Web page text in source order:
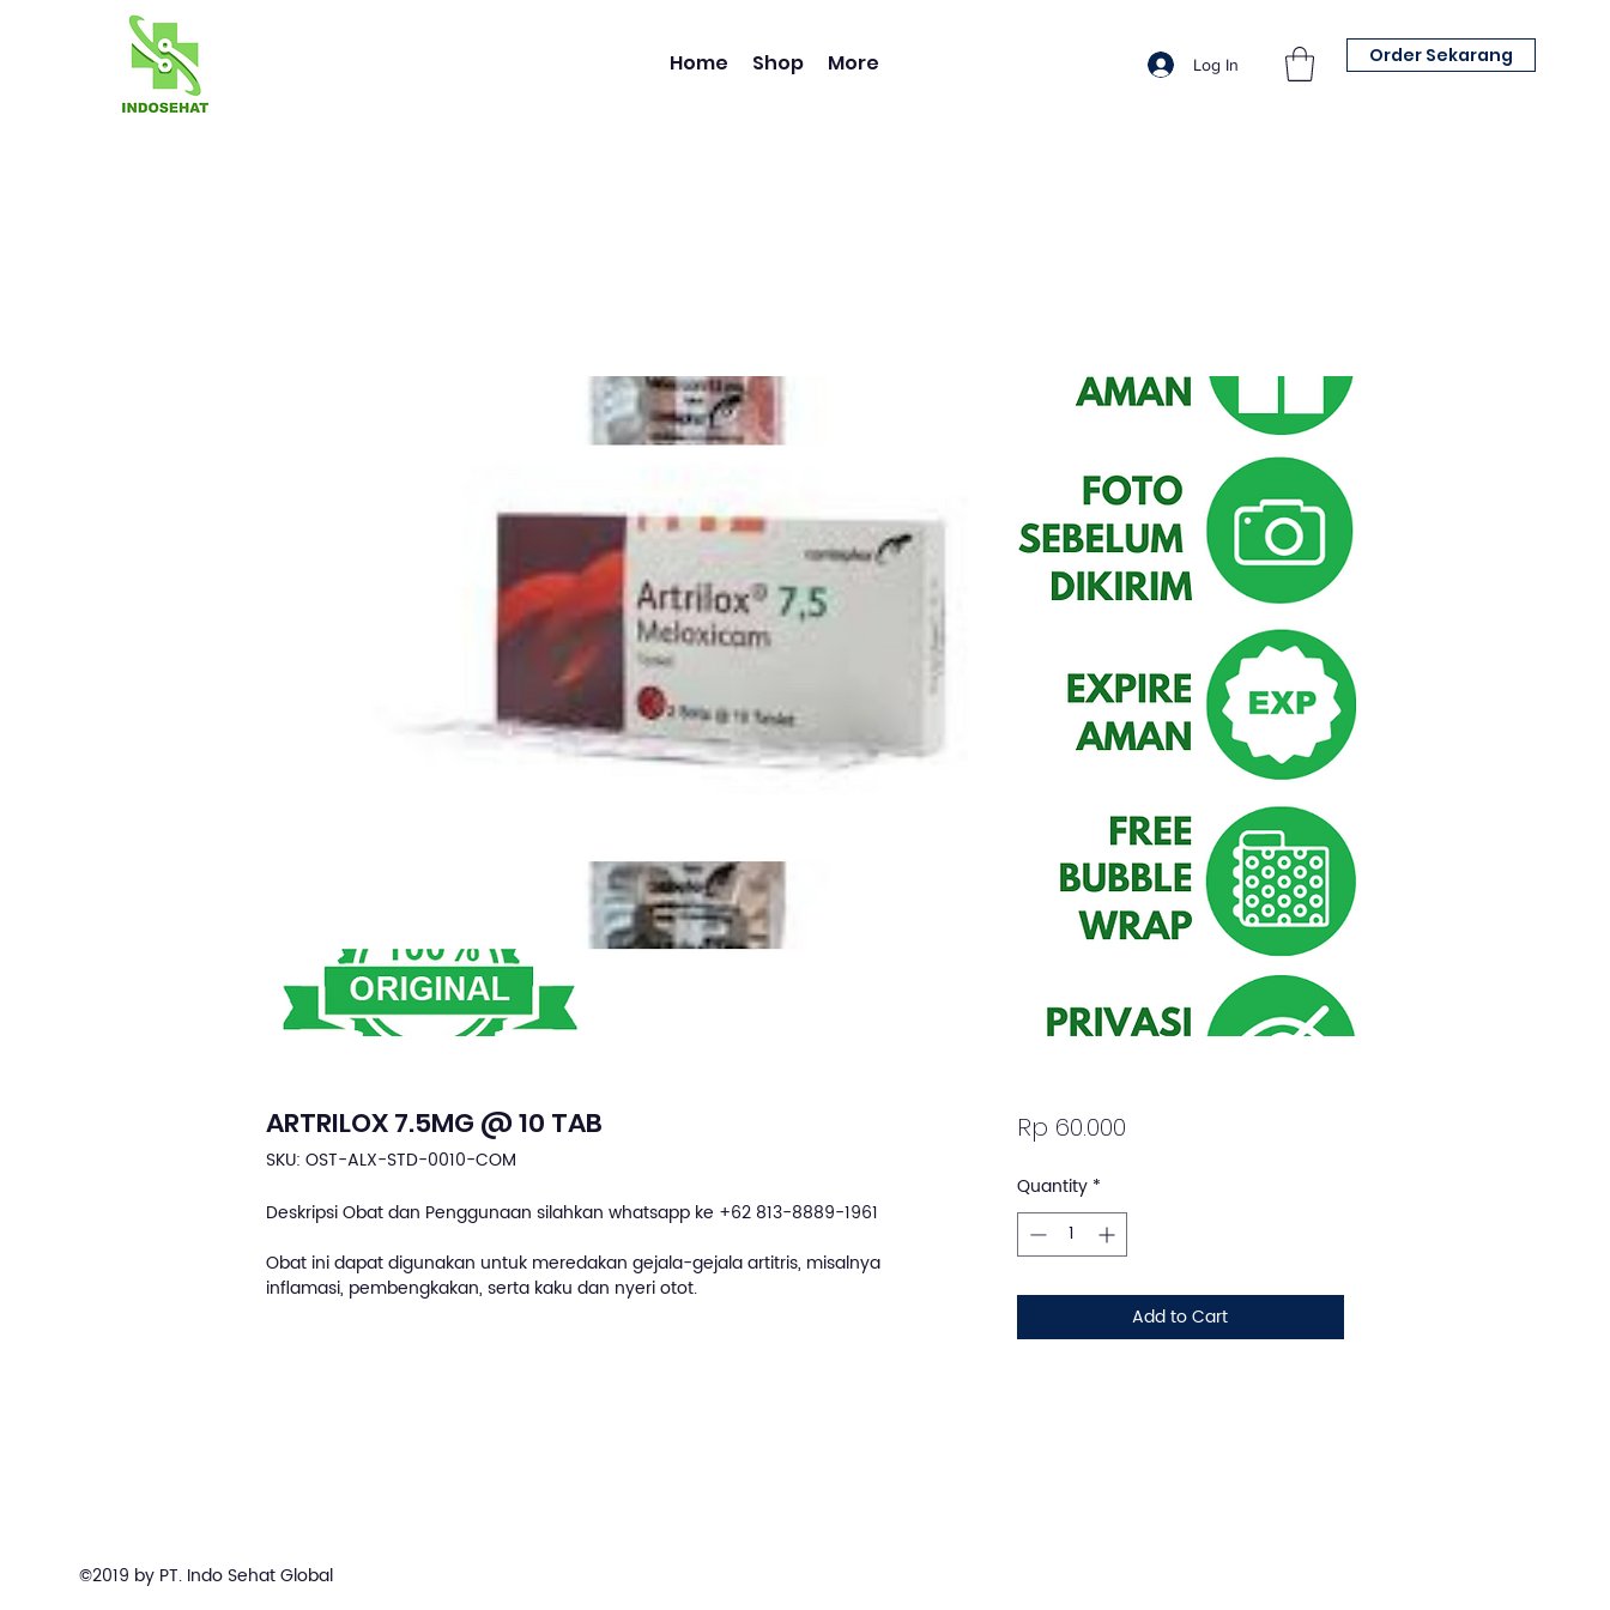
Home Shop More Log In Order Sekarang
ARTRILOX 7.5MG @ 10 TAB
SKU: OST-ALX-STD-0010-COM
Deskripsi Obat dan Penggunaan silahkan whatsapp ke +62 813-8889-1961
Obat ini dapat digunakan untuk meredakan gejala-gejala artitris, misalnya
inflamasi, pembengkakan, serta kaku dan nyeri otot.
Rp 60.000Price
Quantity *
Add to Cart
©2019 by PT. Indo Sehat Global